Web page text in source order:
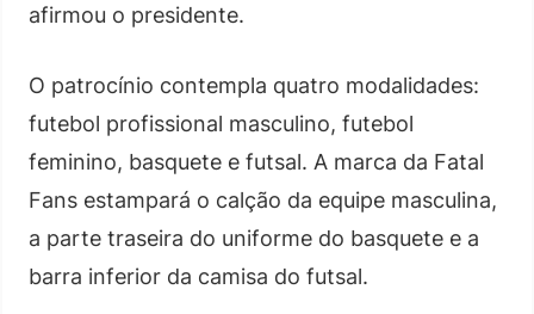
afirmou o presidente.
O patrocínio contempla quatro modalidades:
futebol profissional masculino, futebol
feminino, basquete e futsal. A marca da Fatal
Fans estampará o calção da equipe masculina,
a parte traseira do uniforme do basquete e a
barra inferior da camisa do futsal.